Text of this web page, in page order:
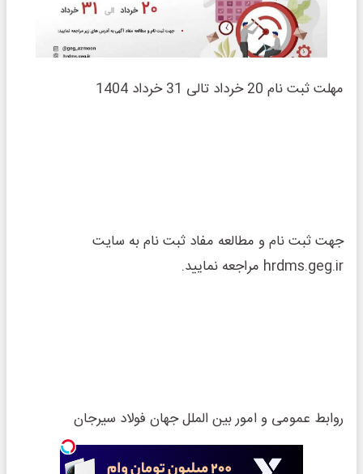
مهلت ثبت نام 20 خرداد تالی 31 خرداد 1404
جهت ثبت نام و مطالعه مفاد ثبت نام به سایت
hrdms.geg.ir مراجعه نمایید.
روابط عمومی و امور بین الملل جهان فولاد سیرجان